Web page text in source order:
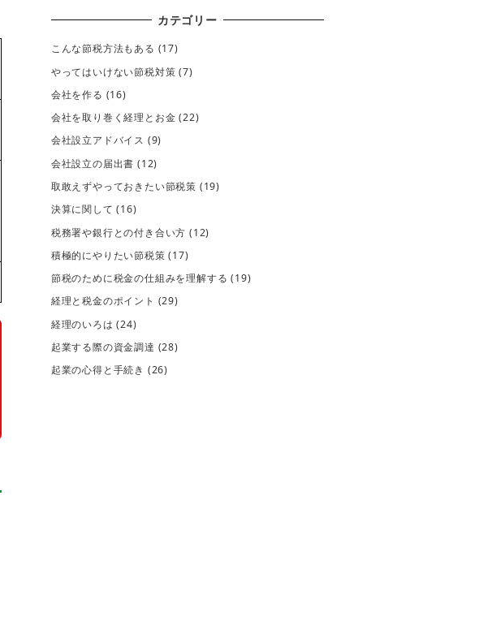
カテゴリー
こんな節税方法もある (17)
やってはいけない節税対策 (7)
会社を作る (16)
会社を取り巻く経理とお金 (22)
会社設立アドバイス (9)
会社設立の届出書 (12)
取敢えずやっておきたい節税策 (19)
決算に関して (16)
税務署や銀行との付き合い方 (12)
積極的にやりたい節税策 (17)
節税のために税金の仕組みを理解する (19)
経理と税金のポイント (29)
経理のいろは (24)
起業する際の資金調達 (28)
起業の心得と手続き (26)